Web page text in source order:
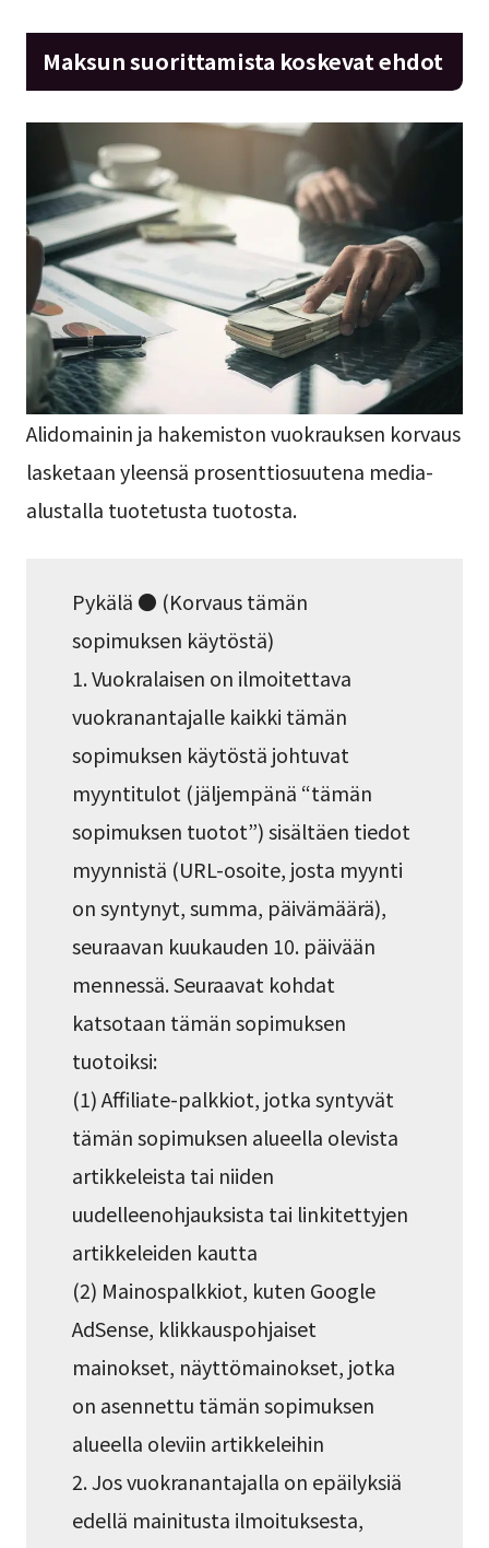
Maksun suorittamista koskevat ehdot
Alidomainin ja hakemiston vuokrauksen korvaus
lasketaan yleensä prosenttiosuutena media-
alustalla tuotetusta tuotosta.
Pykälä ● (Korvaus tämän
sopimuksen käytöstä)
1. Vuokralaisen on ilmoitettava
vuokranantajalle kaikki tämän
sopimuksen käytöstä johtuvat
myyntitulot (jäljempänä “tämän
sopimuksen tuotot”) sisältäen tiedot
myynnistä (URL-osoite, josta myynti
on syntynyt, summa, päivämäärä),
seuraavan kuukauden 10. päivään
mennessä. Seuraavat kohdat
katsotaan tämän sopimuksen
tuotoiksi:
(1) Affiliate-palkkiot, jotka syntyvät
tämän sopimuksen alueella olevista
artikkeleista tai niiden
uudelleenohjauksista tai linkitettyjen
artikkeleiden kautta
(2) Mainospalkkiot, kuten Google
AdSense, klikkauspohjaiset
mainokset, näyttömainokset, jotka
on asennettu tämän sopimuksen
alueella oleviin artikkeleihin
2. Jos vuokranantajalla on epäilyksiä
edellä mainitusta ilmoituksesta,